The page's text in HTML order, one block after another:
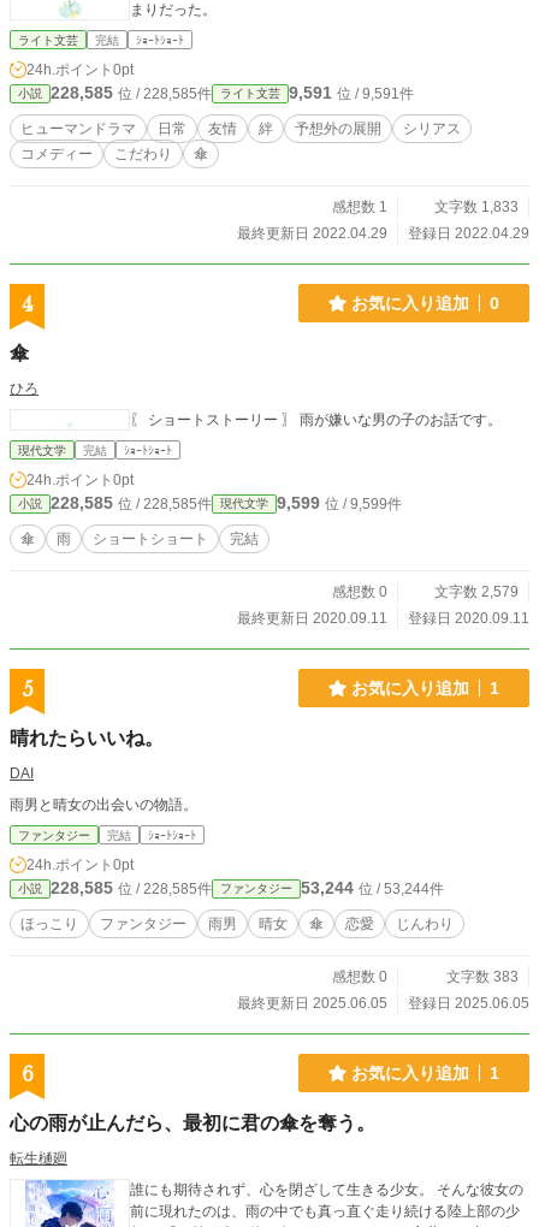
まりだった。
ライト文芸 完結 ｼｮｰﾄｼｮｰﾄ
24h.ポイント 0pt
小説 228,585 位 / 228,585件 ライト文芸 9,591 位 / 9,591件
ヒューマンドラマ 日常 友情 絆 予想外の展開
シリアス
コメディー
こだわり 傘
感想数 1
文字数 1,833
最終更新日 2022.04.29
登録日 2022.04.29
4 お気に入り追加 0
傘
ひろ
〖 ショートストーリー 〗 雨が嫌いな男の子のお話です。
現代文学 完結 ｼｮｰﾄｼｮｰﾄ
24h.ポイント 0pt
小説 228,585 位 / 228,585件 現代文学 9,599 位 / 9,599件
傘 雨 ショートショート 完結
感想数 0
文字数 2,579
最終更新日 2020.09.11
登録日 2020.09.11
5 お気に入り追加 1
晴れたらいいね。
DAI
雨男と晴女の出会いの物語。
ファンタジー 完結 ｼｮｰﾄｼｮｰﾄ
24h.ポイント 0pt
小説 228,585 位 / 228,585件 ファンタジー 53,244 位 / 53,244件
ほっこり ファンタジー 雨男 晴女 傘 恋愛 じんわり
感想数 0
文字数 383
最終更新日 2025.06.05
登録日 2025.06.05
6 お気に入り追加 1
心の雨が止んだら、最初に君の傘を奪う。
転生樋廻
誰にも期待されず、心を閉ざして生きる少女。 そんな彼女の
前に現れたのは、雨の中でも真っ直ぐ走り続ける陸上部の少